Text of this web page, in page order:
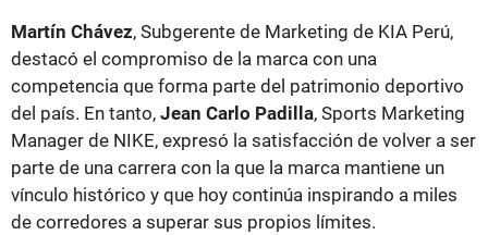
Martín Chávez, Subgerente de Marketing de KIA Perú,
destacó el compromiso de la marca con una
competencia que forma parte del patrimonio deportivo
del país. En tanto, Jean Carlo Padilla, Sports Marketing
Manager de NIKE, expresó la satisfacción de volver a ser
parte de una carrera con la que la marca mantiene un
vínculo histórico y que hoy continúa inspirando a miles
de corredores a superar sus propios límites.